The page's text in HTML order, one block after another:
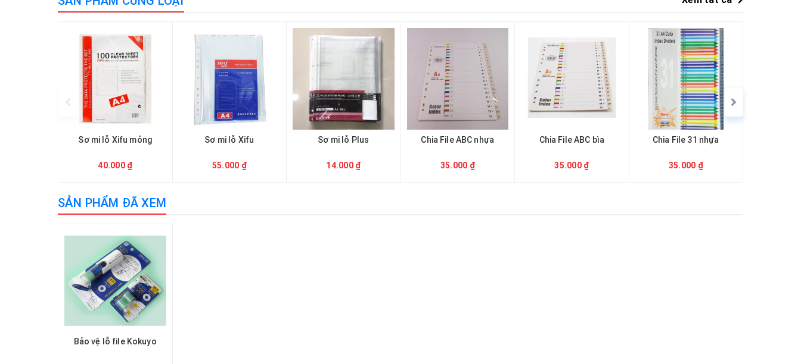
Sơ mi lỗ Xifu mỏng
40.000 ₫
Sơ mi lỗ Xifu
55.000 ₫
Sơ mi lỗ Plus
14.000 ₫
Chia File ABC nhựa
35.000 ₫
Chia File ABC bìa
35.000 ₫
Chia File 31 nhựa
35.000 ₫
SẢN PHẨM ĐÃ XEM
Bảo vệ lỗ file Kokuyo